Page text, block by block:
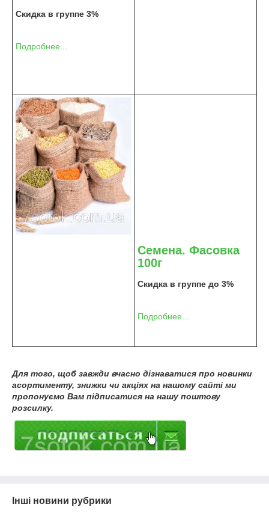
Скидка в группе 3%
Подробнее...
Семена. Фасовка
100г
Скидка в группе до 3%
Подробнее...
Для того, щоб завжди вчасно дізнаватися про новинки
асортименту, знижки чи акціях на нашому сайті ми
пропонуємо Вам підписатися на нашу поштову
розсилку.
Інші новини рубрики